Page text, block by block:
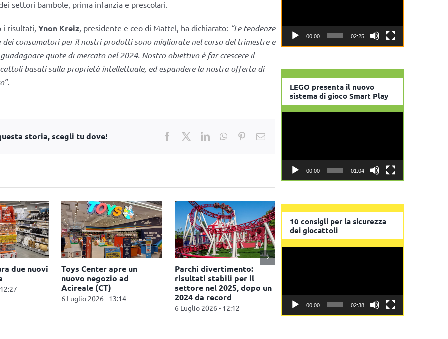
settori bambole, prima infanzia e prescolari.
i risultati, Ynon Kreiz, presidente e ceo di Mattel, ha dichiarato: “Le tendenze
dei consumatori per il nostri prodotti sono migliorate nel corso del trimestre e
quote di mercato nel 2024. Nostro obiettivo è far crescere il
basati sulla proprietà intellettuale, ed espandere la nostra offerta di
storia, scegli tu dove! Facebook LinkedInWhatsApp
PinterestEmail
due nuovi
Toys Center apre un
nuovo negozio ad
Acireale (CT)
6 Luglio 2026 - 13:14
Parchi divertimento:
risultati stabili per il
settore nel 2025, dopo un
2024 da record
6 Luglio 2026 - 12:12
30 Luglio 2026 - 10:13
00:00 02:25
LEGO presenta il nuovo
sistema di gioco Smart Play
00:00 01:04
10 consigli per la sicurezza
dei giocattoli
00:00 02:38